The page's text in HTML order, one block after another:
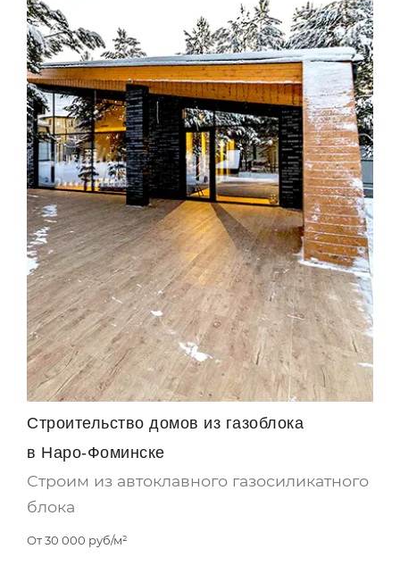
Строительство домов из газоблока
в Наро-Фоминске
Строим из автоклавного газосиликатного
блока
От30 000 руб/м²